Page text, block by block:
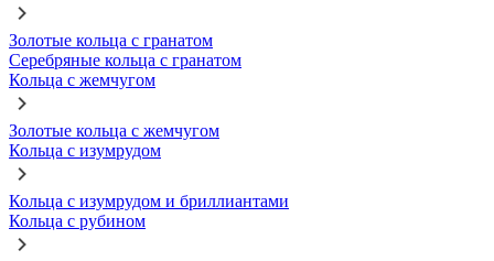
Золотые кольца с гранатом
Серебряные кольца с гранатом
Кольца с жемчугом
Золотые кольца с жемчугом
Кольца с изумрудом
Кольца с изумрудом и бриллиантами
Кольца с рубином